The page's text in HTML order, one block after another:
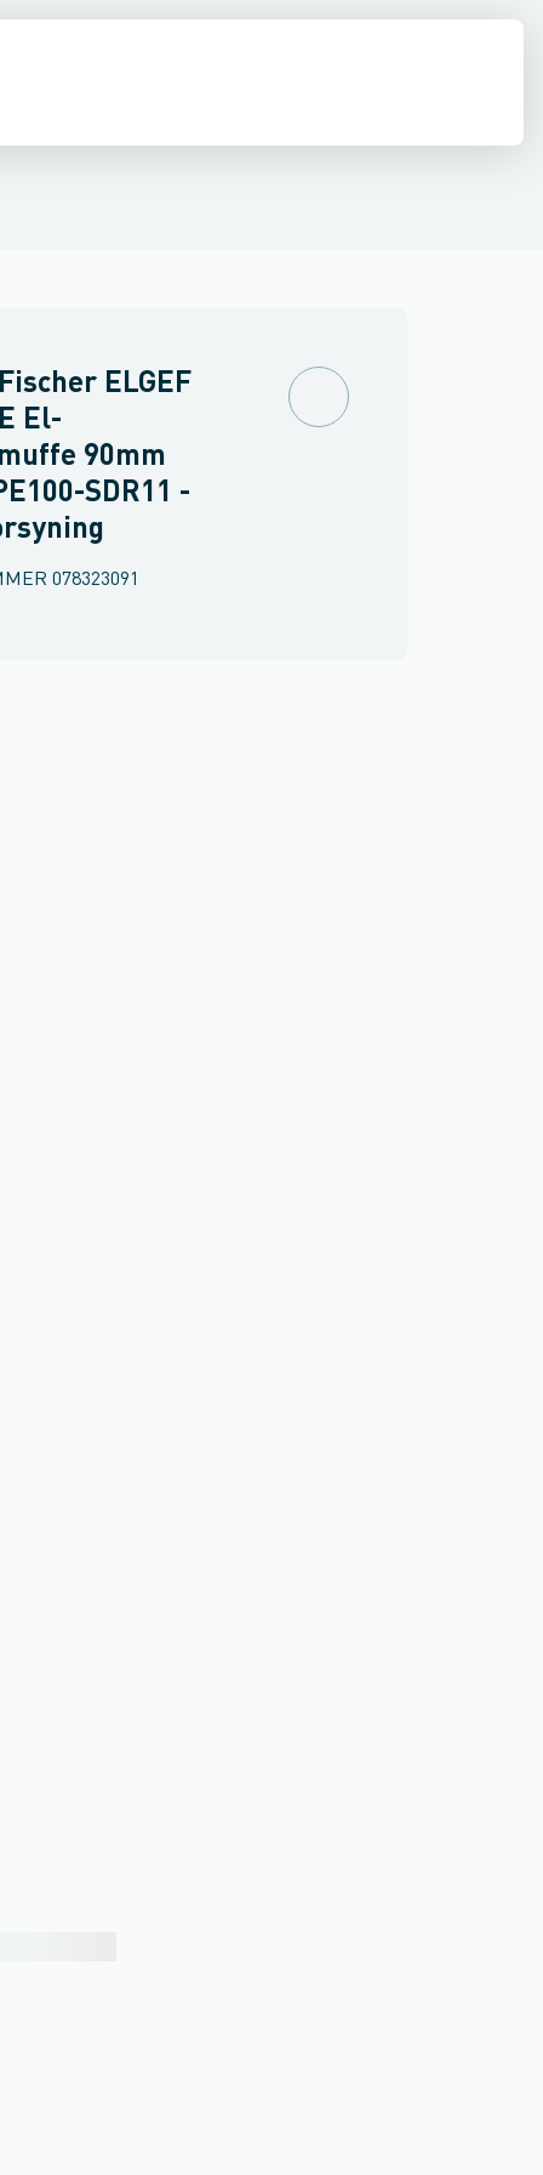
ELGEF
El-
90mm
SDR11 -
078323091